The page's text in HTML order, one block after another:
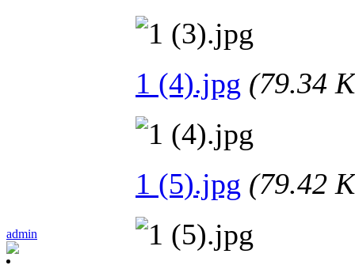
admin
1 (4).jpg (79.34
1 (5).jpg (79.42